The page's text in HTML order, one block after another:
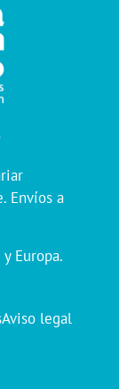
Envíos a
Europa.
Aviso legal